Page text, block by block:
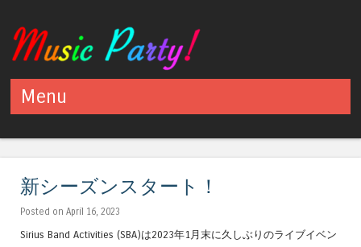
Menu
新シーズンスタート！
Posted on April 16, 2023
Sirius Band Activities (SBA)は2023年1月末に久しぶりのライブイベン